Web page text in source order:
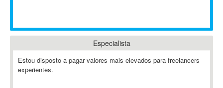
Absynth
AC Drives
AC3
ACARS
Especialista
Estou disposto a pagar valores mais elevados para freelancers
experientes.